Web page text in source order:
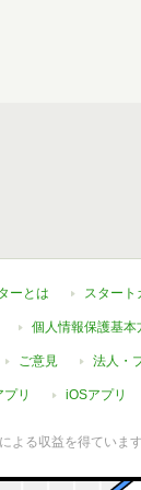
ーとは スタート
個人情報保護基本
ご意見 法人・
リ iOSアプリ
よる収益を得ています